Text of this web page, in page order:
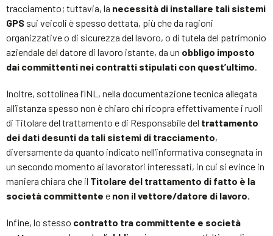
tracciamento; tuttavia, la necessità di installare tali sistemi
GPS sui veicoli è spesso dettata, più che da ragioni
organizzative o di sicurezza del lavoro, o di tutela del patrimonio
aziendale del datore di lavoro istante, da un obbligo imposto
dai committenti nei contratti stipulati con quest’ultimo.
Inoltre, sottolinea l’INL, nella documentazione tecnica allegata
all’istanza spesso non è chiaro chi ricopra effettivamente i ruoli
di Titolare del trattamento e di Responsabile del trattamento
dei dati desunti da tali sistemi di tracciamento,
diversamente da quanto indicato nell’informativa consegnata in
un secondo momento ai lavoratori interessati, in cui si evince in
maniera chiara che il Titolare del trattamento di fatto è la
società committente e non il vettore/datore di lavoro.
Infine, lo stesso contratto tra committente e società